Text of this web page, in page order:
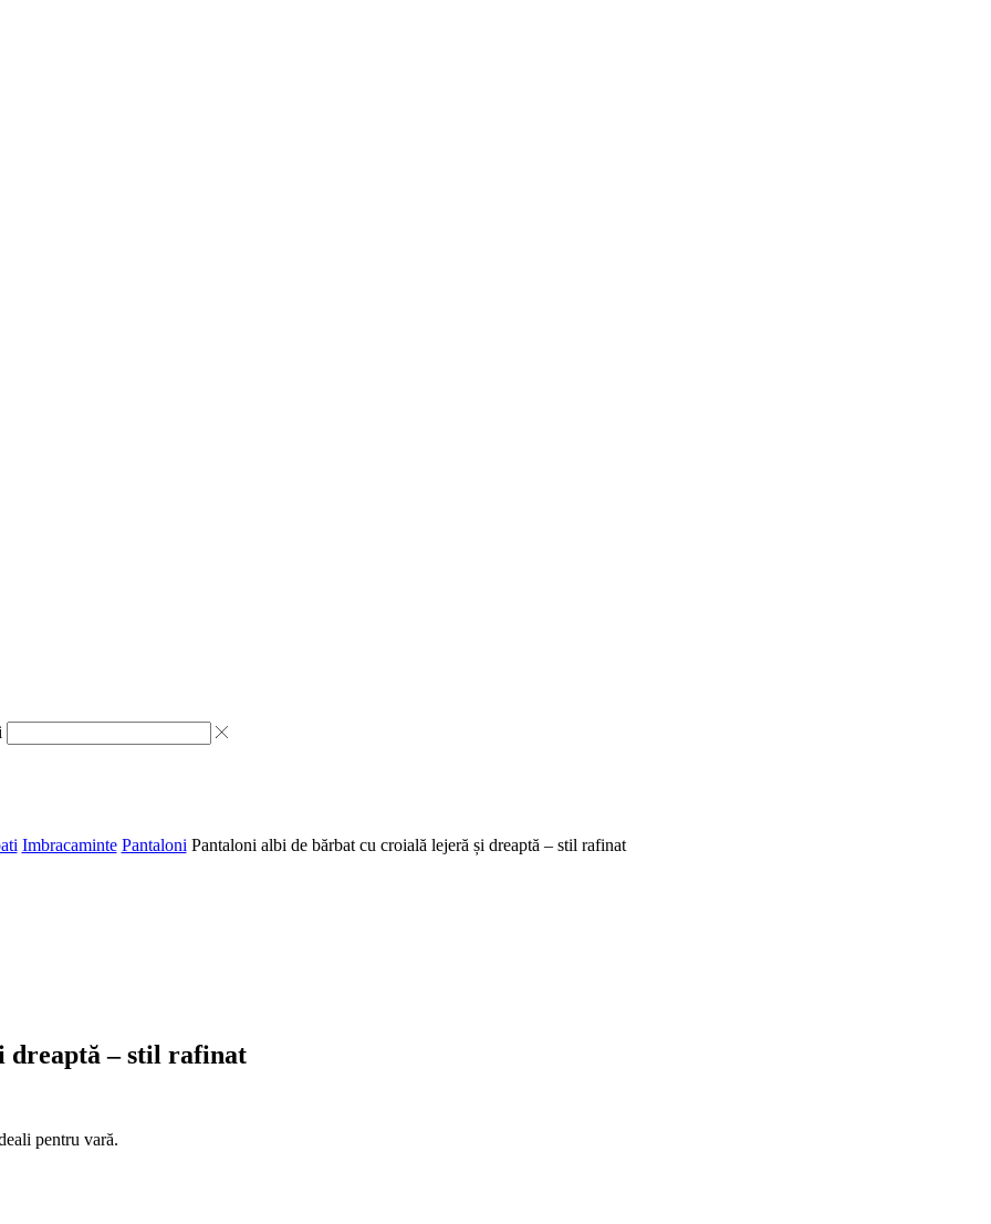
Imbracaminte Pantaloni Pantaloni albi de bărbat cu croială lejeră și dreaptă – stil rafinat
dreaptă – stil rafinat
pentru vară.